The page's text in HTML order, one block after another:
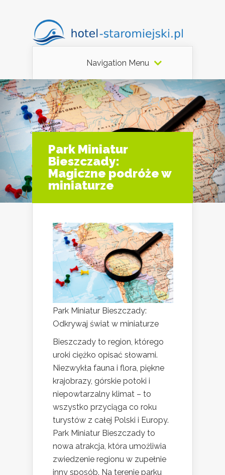
Navigation Menu
Park Miniatur
Bieszczady:
Magiczne podróże w
miniaturze
Park Miniatur Bieszczady:
Odkrywaj świat w miniaturze
Bieszczady to region, którego
uroki ciężko opisać słowami.
Niezwykła fauna i flora, piękne
krajobrazy, górskie potoki i
niepowtarzalny klimat – to
wszystko przyciąga co roku
turystów z całej Polski i Europy.
Park Miniatur Bieszczady to
nowa atrakcja, która umożliwia
zwiedzenie regionu w zupełnie
inny sposób. Na terenie parku